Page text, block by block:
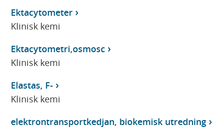
Ektacytometer
Klinisk kemi
Ektacytometri,osmosc
Klinisk kemi
Elastas, F-
Klinisk kemi
elektrontransportkedjan, biokemisk utredning